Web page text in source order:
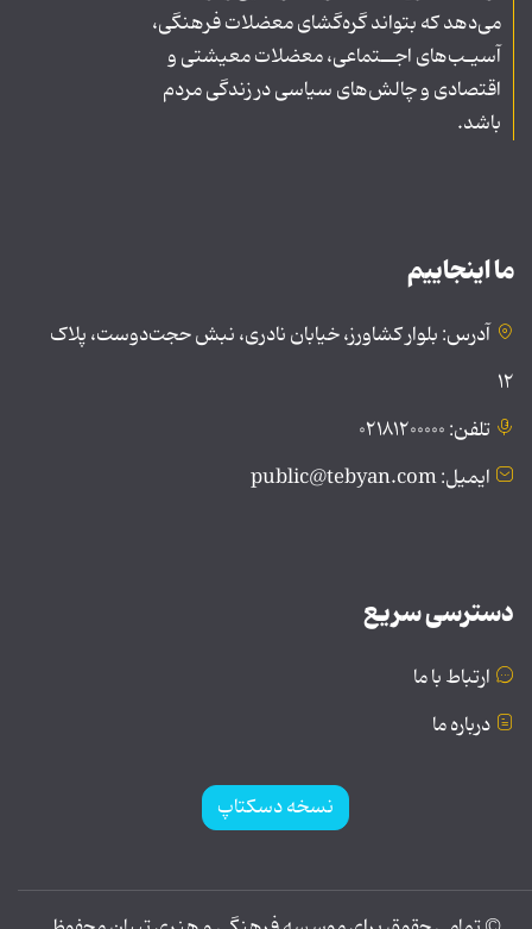
می‌دهد که بتواند گره‌گشای معضلات فرهنگی،
آسیـب‌های اجــتماعی، معضلات معیشتی و
اقتصادی و چالش‌های سیاسی در زندگی مردم
باشد.
ما اینجاییم
آدرس: بلوار کشاورز، خیابان نادری، نبش حجت‌دوست، پلاک
۱۲
تلفن: ۰۲۱۸۱۲۰۰۰۰۰
ایمیل: public@tebyan.com
دسترسی سریع
ارتباط با ما
درباره ما
نسخه دسکتاپ